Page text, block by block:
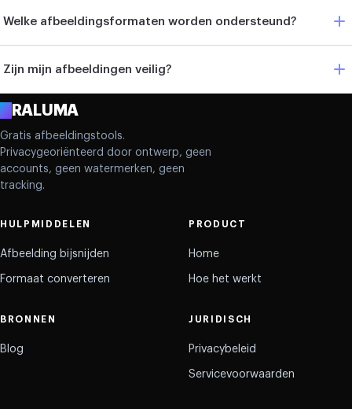
Welke afbeeldingsformaten worden ondersteund?
Zijn mijn afbeeldingen veilig?
ARALUMA
Gratis afbeeldingstools.
Privacygeoriënteerd door ontwerp, geen
accounts, geen watermerken, geen
tracking.
HULPMIDDELEN
Afbeelding bijsnijden
Formaat converteren
PRODUCT
Home
Hoe het werkt
BRONNEN
Blog
JURIDISCH
Privacybeleid
Servicevoorwaarden